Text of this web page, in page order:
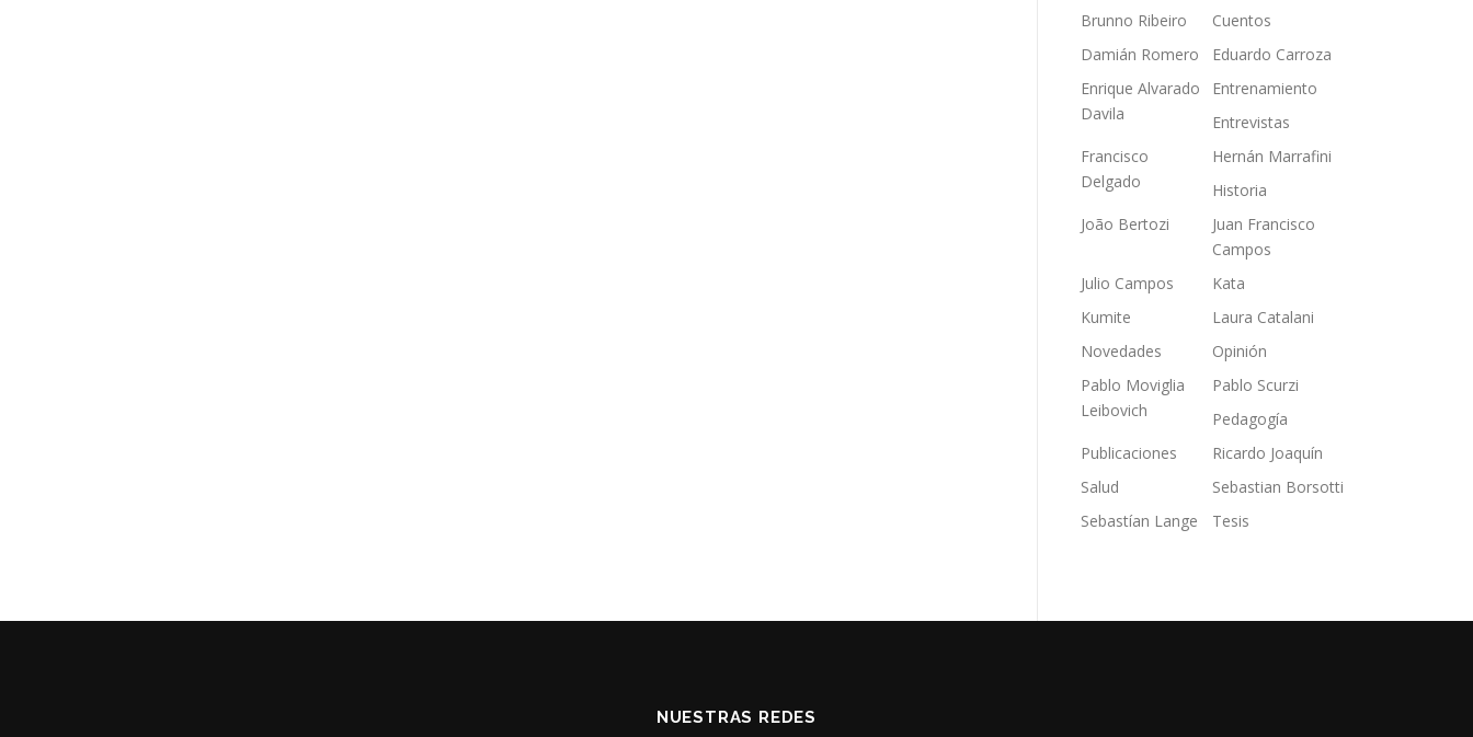
Brunno Ribeiro
Cuentos
Damián Romero
Eduardo Carroza
Enrique Alvarado
Davila
Entrenamiento
Entrevistas
Francisco
Delgado
Hernán Marrafini
Historia
João Bertozi
Juan Francisco
Campos
Julio Campos
Kata
Kumite
Laura Catalani
Novedades
Opinión
Pablo Moviglia
Leibovich
Pablo Scurzi
Pedagogía
Publicaciones
Ricardo Joaquín
Salud
Sebastian Borsotti
Sebastían Lange
Tesis
NUESTRAS REDES